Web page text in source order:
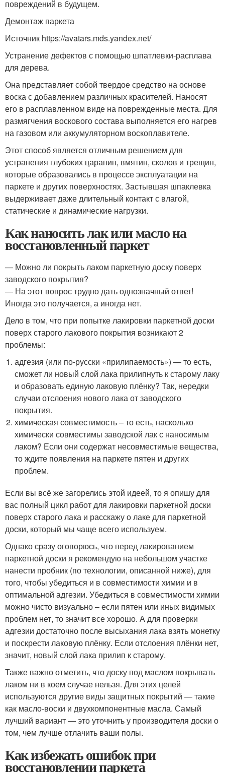
повреждений в будущем.
Демонтаж паркета
Источник https://avatars.mds.yandex.net/
Устранение дефектов с помощью шпатлевки-расплава
для дерева.
Она представляет собой твердое средство на основе
воска с добавлением различных красителей. Наносят
его в расплавленном виде на поврежденные места. Для
размягчения воскового состава выполняется его нагрев
на газовом или аккумуляторном воскоплавителе.
Этот способ является отличным решением для
устранения глубоких царапин, вмятин, сколов и трещин,
которые образовались в процессе эксплуатации на
паркете и других поверхностях. Застывшая шпаклевка
выдерживает даже длительный контакт с влагой,
статические и динамические нагрузки.
Как наносить лак или масло на
восстановленный паркет
— Можно ли покрыть лаком паркетную доску поверх
заводского покрытия?
— На этот вопрос трудно дать однозначный ответ!
Иногда это получается, а иногда нет.
Дело в том, что при попытке лакировки паркетной доски
поверх старого лакового покрытия возникают 2
проблемы:
адгезия (или по-русски «прилипаемость») — то есть,
сможет ли новый слой лака прилипнуть к старому лаку
и образовать единую лаковую плёнку? Так, нередки
случаи отслоения нового лака от заводского
покрытия.
химическая совместимость – то есть, насколько
химически совместимы заводской лак с наносимым
лаком? Если они содержат несовместимые вещества,
то ждите появления на паркете пятен и других
проблем.
Если вы всё же загорелись этой идеей, то я опишу для
вас полный цикл работ для лакировки паркетной доски
поверх старого лака и расскажу о лаке для паркетной
доски, который мы чаще всего используем.
Однако сразу оговорюсь, что перед лакированием
паркетной доски я рекомендую на небольшом участке
нанести пробник (по технологии, описанной ниже), для
того, чтобы убедиться и в совместимости химии и в
оптимальной адгезии. Убедиться в совместимости химии
можно чисто визуально – если пятен или иных видимых
проблем нет, то значит все хорошо. А для проверки
адгезии достаточно после высыхания лака взять монетку
и поскрести лаковую плёнку. Если отслоения плёнки нет,
значит, новый слой лака прилип к старому.
Также важно отметить, что доску под маслом покрывать
лаком ни в коем случае нельзя. Для этих целей
используются другие виды защитных покрытий — такие
как масло-воски и двухкомпонентные масла. Самый
лучший вариант — это уточнить у производителя доски о
том, чем лучше отлачить ваши полы.
Как избежать ошибок при
восстановлении паркета